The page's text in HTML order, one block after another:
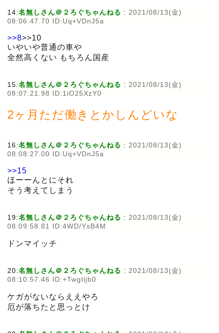
14:名無しさん＠２ろぐちゃんねる : 2021/08/13(金)
08:06:47.70 ID:Uq+VDnJ5a
>>8>>10
いやいや普通の車や
全然高くない もちろん国産
15:名無しさん＠２ろぐちゃんねる : 2021/08/13(金)
08:07:21.98 ID:1iO25XzY0
2ヶ月ただ働きとかしんどいな
16:名無しさん＠２ろぐちゃんねる : 2021/08/13(金)
08:08:27.00 ID:Uq+VDnJ5a
>>15
ほーーんとにそれ
そう考えてしまう
19:名無しさん＠２ろぐちゃんねる : 2021/08/13(金)
08:09:58.81 ID:4WD/YsB4M
ドンマイッチ
20:名無しさん＠２ろぐちゃんねる : 2021/08/13(金)
08:10:57.46 ID:+Twgtljb0
ケガがないならええやろ
厄が落ちたと思っとけ